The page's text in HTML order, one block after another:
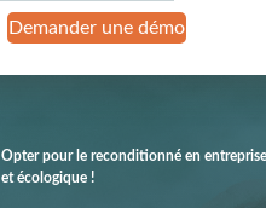
Demander une démo
Opter pour le reconditionné en
et écologique !